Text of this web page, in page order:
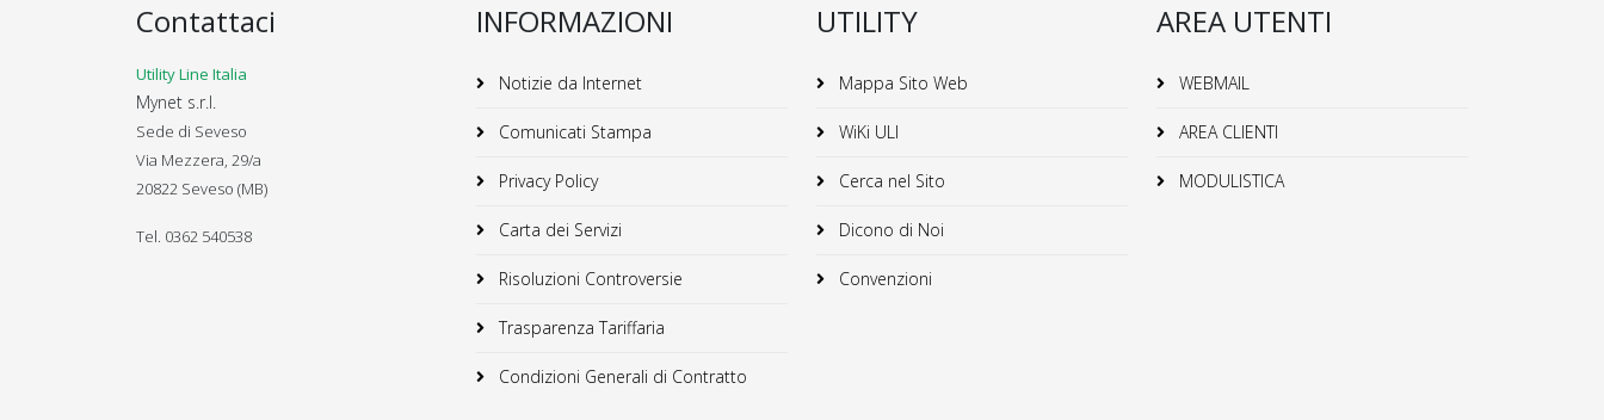
Contattaci
Utility Line Italia
Mynet s.r.l.
Sede di Seveso
Via Mezzera, 29/a
20822 Seveso (MB)
Tel. 0362 540538
INFORMAZIONI
Notizie da Internet
Comunicati Stampa
Privacy Policy
Carta dei Servizi
Risoluzioni Controversie
Trasparenza Tariffaria
Condizioni Generali di Contratto
UTILITY
Mappa Sito Web
WiKi ULI
Cerca nel Sito
Dicono di Noi
Convenzioni
AREA UTENTI
WEBMAIL
AREA CLIENTI
MODULISTICA